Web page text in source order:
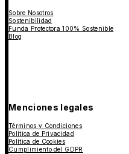
Sobre Nosotros
Sostenibilidad
Funda Protectora 100% Sostenible
Blog
Menciones legales
Términos y Condiciones
Política de Privacidad
Política de Cookies
Cumplimiento del GDPR